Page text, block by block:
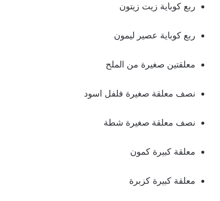
ربع كوباية زيت زيتون
ربع كوباية عصير ليمون
معلقتين صغيرة من الملح
نصف معلقة صغيرة فلفل اسود
نصف معلقة صغيرة شطة
معلقة كبيرة كمون
معلقة كبيرة كزبرة